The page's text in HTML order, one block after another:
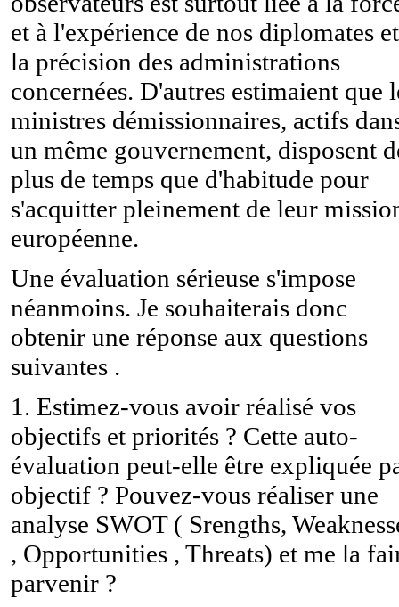
et à l'expérience de nos diplomates
la précision des administrations
concernées. D'autres estimaient que
ministres démissionnaires, actifs
un même gouvernement, disposent
plus de temps que d'habitude pour
s'acquitter pleinement de leur
européenne.
Une évaluation sérieuse s'impose
néanmoins. Je souhaiterais donc
obtenir une réponse aux questions
suivantes .
1. Estimez-vous avoir réalisé vos
objectifs et priorités ? Cette auto-
évaluation peut-elle être expliquée
objectif ? Pouvez-vous réaliser une
analyse SWOT ( Srengths,
, Opportunities , Threats) et me la
parvenir ?